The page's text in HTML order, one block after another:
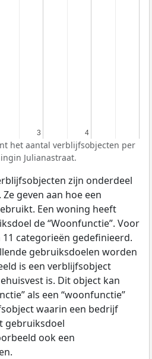
3
3 4
4
het aantal verblijfsobjecten per
Julianastraat.
zijn onderdeel
geven aan hoe een
Een woning heeft
de “Woonfunctie”. Voor
categorieën gedefinieerd.
gebruiksdoelen worden
is een verblijfsobject
is. Dit object kan
als een “woonfunctie”
waarin een bedrijf
gebruiksdoel
ook een